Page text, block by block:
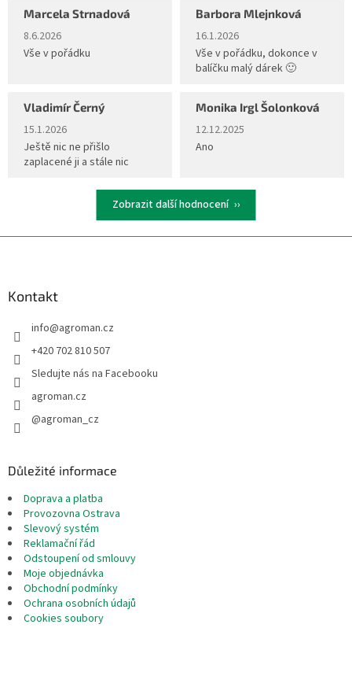
Marcela Strnadová
Hodnocení obchodu je 5 z 5 hvězdiček.
8.6.2026
Vše v pořádku
Barbora Mlejnková
Hodnocení obchodu je 5 z 5
16.1.2026
Vše v pořádku, dokonce v
balíčku malý dárek 🙂
Vladimír Černý
Hodnocení obchodu je 5 z 5 hvězdiček.
15.1.2026
Ještě nic ne přišlo
zaplacené ji a stále nic
Monika Irgl Šolonková
Hodnocení obchodu je 5 z 5
12.12.2025
Ano
Zobrazit další hodnocení
Kontakt
info@agroman.cz
+420 702 810 507
Sledujte nás na Facebooku
agroman.cz
@agroman_cz
Důležité informace
Doprava a platba
Provozovna Ostrava
Slevový systém
Reklamační řád
Odstoupení od smlouvy
Moje objednávka
Obchodní podmínky
Ochrana osobních údajů
Cookies soubory